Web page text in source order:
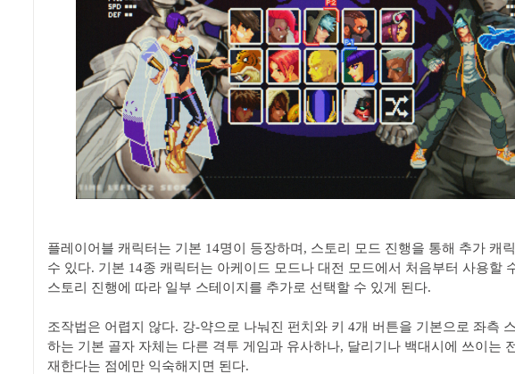
플레이어블 캐릭터는 기본 14명이 등장하며, 스토리 모드 진행을 통해 추가 캐
수 있다. 기본 14종 캐릭터는 아케이드 모드나 대전 모드에서 처음부터 사용할
스토리 진행에 따라 일부 스테이지를 추가로 선택할 수 있게 된다.
조작법은 어렵지 않다. 강-약으로 나눠진 펀치와 키 4개 버튼을 기본으로 좌측
하는 기본 골자 자체는 다른 격투 게임과 유사하나, 달리기나 백대시에 쓰이는
재한다는 점에만 익숙해지면 된다.